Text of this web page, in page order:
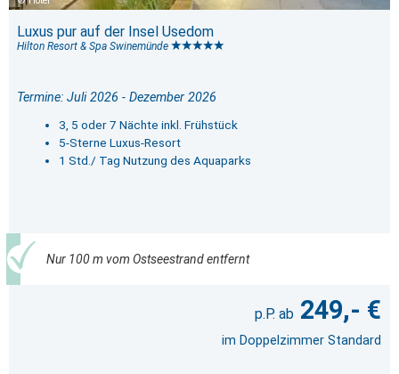
Luxus pur auf der Insel Usedom
Hilton Resort & Spa Swinemünde
Termine: Juli 2026 - Dezember 2026
3, 5 oder 7 Nächte inkl. Frühstück
5-Sterne Luxus-Resort
1 Std./ Tag Nutzung des Aquaparks
Nur 100 m vom Ostseestrand entfernt
249,- €
im Doppelzimmer Standard